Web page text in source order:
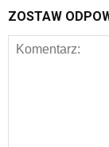
ZOSTAW